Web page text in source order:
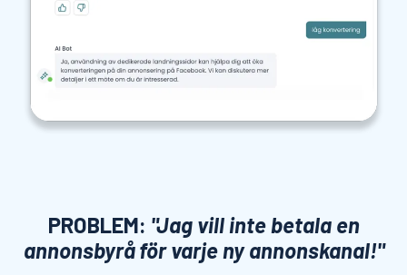
PROBLEM: "Jag vill inte betala en
annonsbyrå för varje ny annonskanal!"